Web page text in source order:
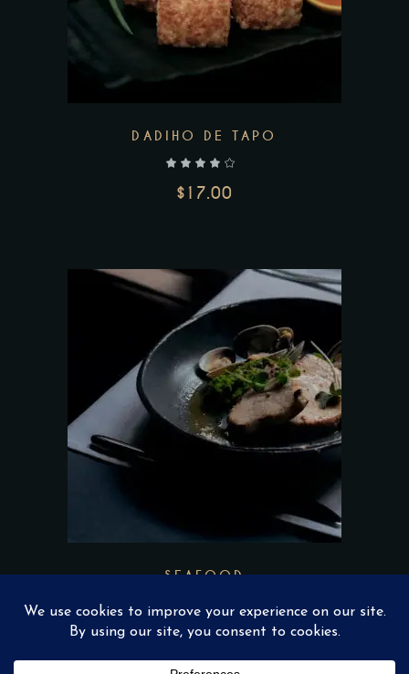
DADIHO DE TAPO
$17.00
SEAFOOD
$ 22.00